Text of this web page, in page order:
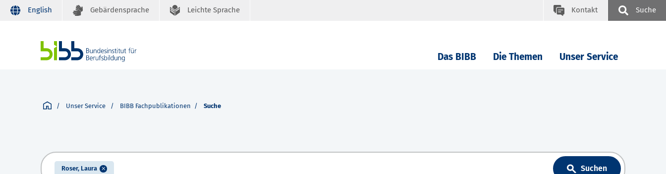
English Gebärdensprache Leichte Sprache Kontakt Suche
Das BIBB Die Themen Unser Service
Unser Service BIBB Fachpublikationen Suche
Roser, Laura Suchen